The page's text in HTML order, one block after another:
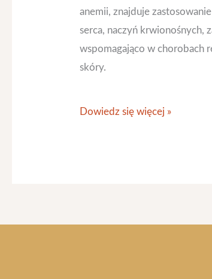
anemii, znajduje
serca, naczyń krwionośnych,
wspomagająco w chorobach
skóry.
Dowiedz się więcej »